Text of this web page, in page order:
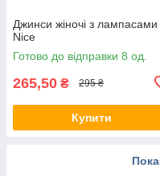
Джинси жіночі з лампасами
Nice
Готово до відправки 8 од.
265,50 ₴ 295 ₴
Купити